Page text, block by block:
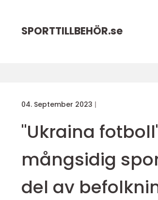
SPORTTILLBEHÖR.se
04. September 2023
"Ukraina
mångsidig
del av